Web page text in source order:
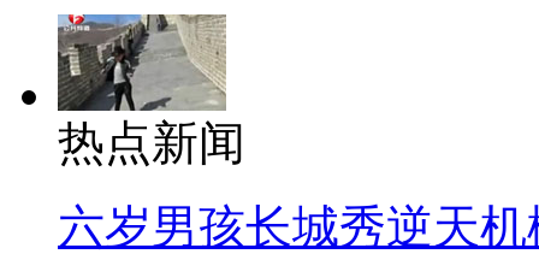
热点新闻
六岁男孩长城秀逆天机